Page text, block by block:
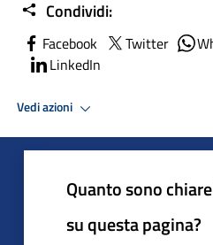
Condividi:
Facebook Twitter
LinkedIn
Vedi azioni
Quanto sono
su questa pagina?